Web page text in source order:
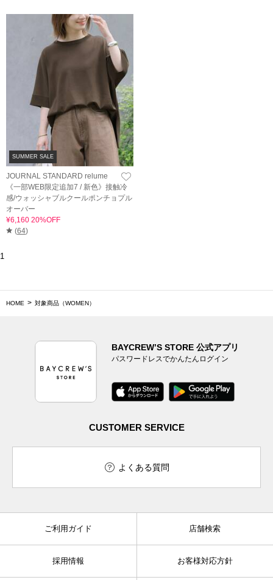
SUMMER SALE
JOURNAL STANDARD relume
《一部WEB限定追加7 / 新色》接触冷
感/ウォッシャブルクールポンチョプル
オーバー
¥6,160 20%OFF
(64)
1
HOME 対象商品（WOMEN）
BAYCREW’S STORE 公式アプリ
パスワードレスでかんたんログイン
CUSTOMER SERVICE
よくある質問
ご利用ガイド 店舗検索
採用情報 お客様対応方針